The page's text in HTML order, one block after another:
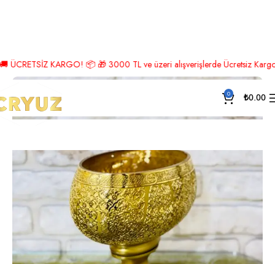
KARGO! 📦 🎁 3000 TL ve üzeri alışverişlerde Ücretsiz Kargo! 🎉
0 ₺0.00
Ana Sayfa Lüks Aksesuar